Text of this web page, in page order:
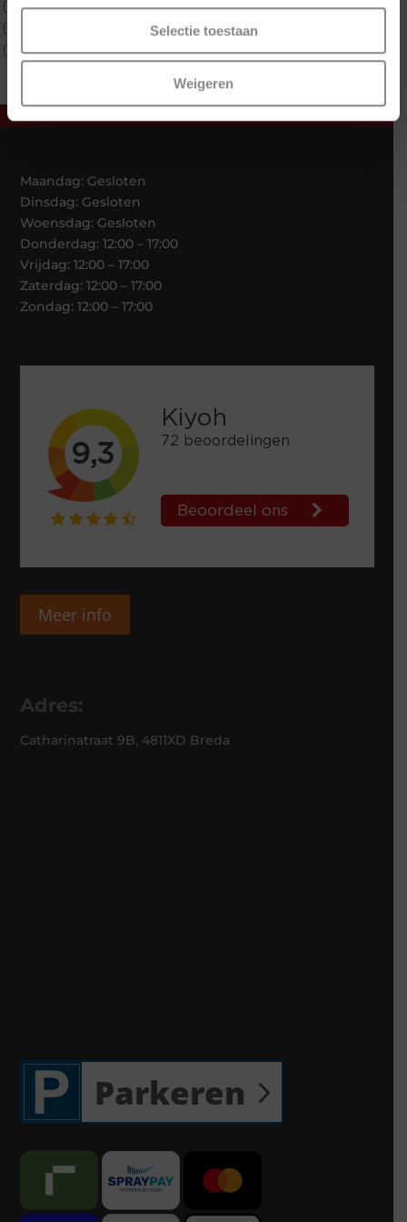
Selectie toestaan
Weigeren
Tweepersoons 1 kern product
Tweepersoons 2 kernen
Webshop Only Collectie
Maandag: Gesloten
Dinsdag: Gesloten
Woensdag: Gesloten
Donderdag: 12:00 – 17:00
Vrijdag: 12:00 – 17:00
Zaterdag: 12:00 – 17:00
Zondag: 12:00 – 17:00
Meer info
Adres:
Catharinatraat 9B, 4811XD Breda
Parkeren